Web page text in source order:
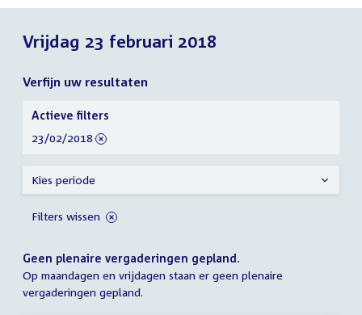
Vrijdag 23 februari 2018
Verfijn uw resultaten
Geen plenaire vergaderingen gepland.
Op maandagen en vrijdagen staan er geen plenaire
vergaderingen gepland.
Verfijn
uw
resultaten
Actieve filters
verwijder
23/02/2018
Kies periode
Filters wissen